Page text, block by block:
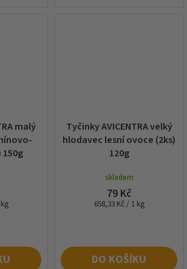
malý
Tyčinky AVICENTRA velký
hlodavec lesní ovoce (2ks)
120g
skladem
79 Kč
Měrná
658,33 Kč / 1 kg
DO KOŠÍKU